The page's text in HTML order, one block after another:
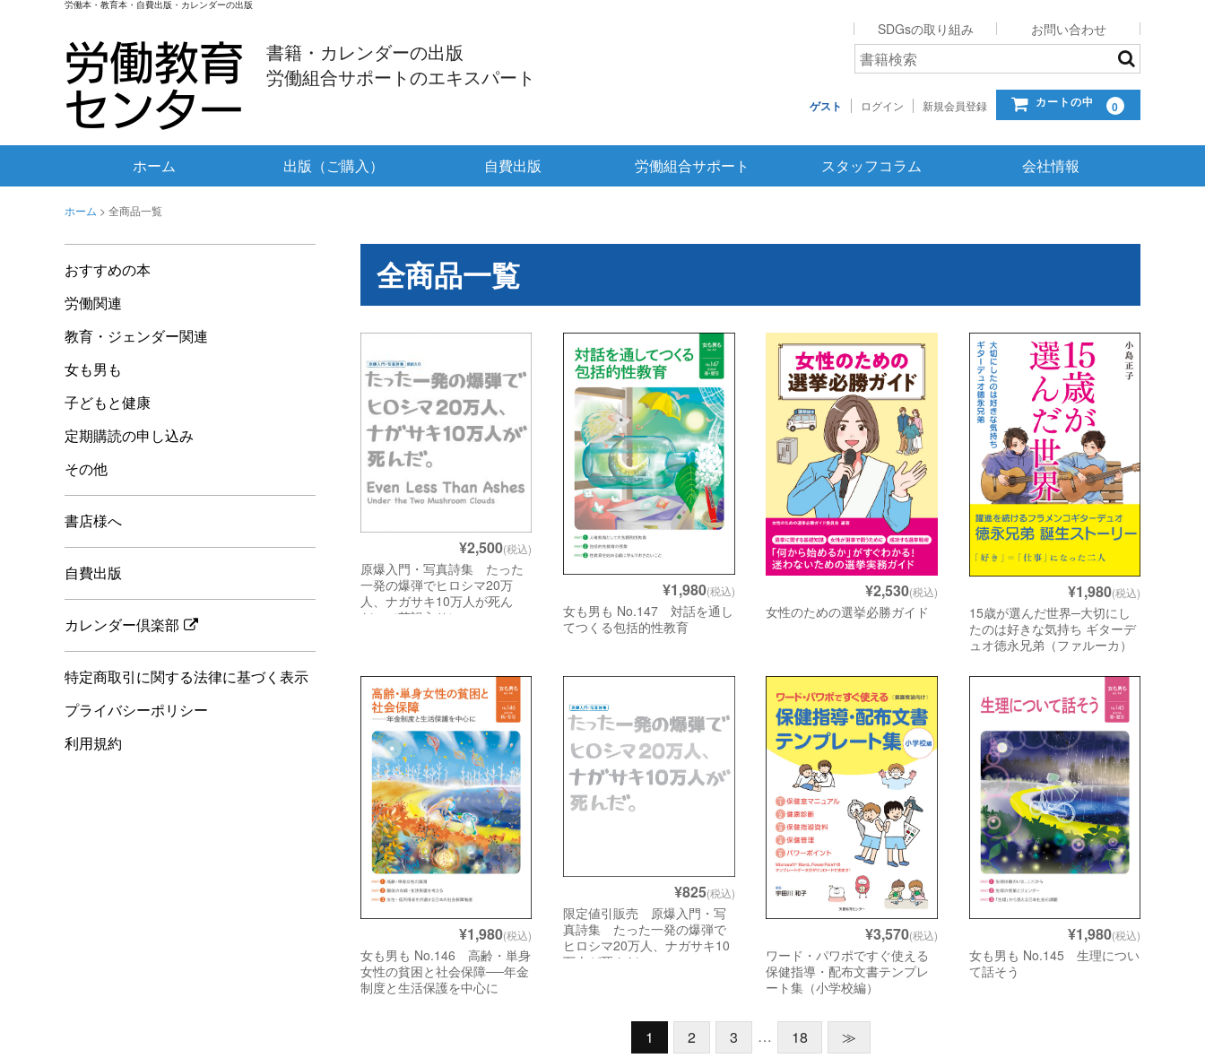
労働本・教育本・自費出版・カレンダーの出版
書籍・カレンダーの出版
労働組合サポートのエキスパート
SDGsの取り組み お問い合わせ
ゲスト ログイン 新規会員登録 カートの中 0
ホーム 出版（ご購入） 自費出版 労働組合サポート スタッフコラム 会社情報
ホーム > 全商品一覧
全商品一覧
¥2,500(税込)
原爆入門・写真詩集 たった
一発の爆弾でヒロシマ20万
人、ナガサキ10万人が死ん
だ。（英訳入り）
¥1,980(税込)
女も男も No.147 対話を通し
てつくる包括的性教育
¥2,530(税込)
女性のための選挙必勝ガイド
¥1,980(税込)
15歳が選んだ世界─大切にし
たのは好きな気持ち ギターデ
ュオ徳永兄弟（ファルーカ）
¥1,980(税込)
女も男も No.146 高齢・単身
女性の貧困と社会保障──年金
制度と生活保護を中心に
¥825(税込)
限定値引販売 原爆入門・写
真詩集 たった一発の爆弾で
ヒロシマ20万人、ナガサキ10
万人が死んだ。
¥3,570(税込)
ワード・パワポですぐ使える
保健指導・配布文書テンプレ
ート集（小学校編）
¥1,980(税込)
女も男も No.145 生理につい
て話そう
1 2 3 … 18 ≫
おすすめの本
労働関連
教育・ジェンダー関連
女も男も
子どもと健康
定期購読の申し込み
その他
書店様へ
自費出版
カレンダー倶楽部
特定商取引に関する法律に基づく表示
プライバシーポリシー
利用規約